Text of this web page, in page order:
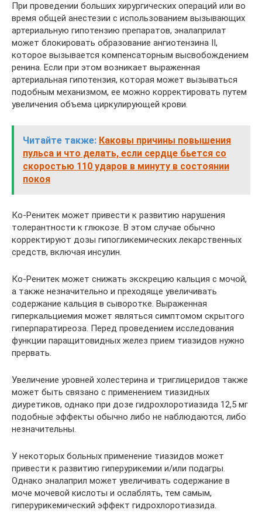
При проведении больших хирургических операций или во
время общей анестезии с использованием вызывающих
артериальную гипотензию препаратов, эналаприлат
может блокировать образование ангиотензина II,
которое вызывается компенсаторным высвобождением
ренина. Если при этом возникает выраженная
артериальная гипотензия, которая может вызываться
подобным механизмом, ее можно корректировать путем
увеличения объема циркулирующей крови.
Читайте также: Каковы причины повышения
пульса и что делать, если сердце бьется со
скоростью 110 ударов в минуту в состоянии
покоя
Ко-Ренитек может привести к развитию нарушения
толерантности к глюкозе. В этом случае обычно
корректируют дозы гипогликемических лекарственных
средств, включая инсулин.
Ко-Ренитек может снижать экскрецию кальция с мочой,
а также незначительно и преходяще увеличивать
содержание кальция в сыворотке. Выраженная
гиперкальциемия может являться симптомом скрытого
гиперпаратиреоза. Перед проведением исследования
функции паращитовидных желез прием тиазидов нужно
прервать.
Увеличение уровней холестерина и триглицеридов также
может быть связано с применением тиазидных
диуретиков, однако при дозе гидрохлоротиазида 12,5 мг
подобные эффекты обычно либо не наблюдаются, либо
незначительны.
У некоторых больных применение тиазидов может
привести к развитию гиперурикемии и/или подагры.
Однако эналаприл может увеличивать содержание в
моче мочевой кислоты и ослаблять, тем самым,
гиперурикемический эффект гидрохлоротиазида.